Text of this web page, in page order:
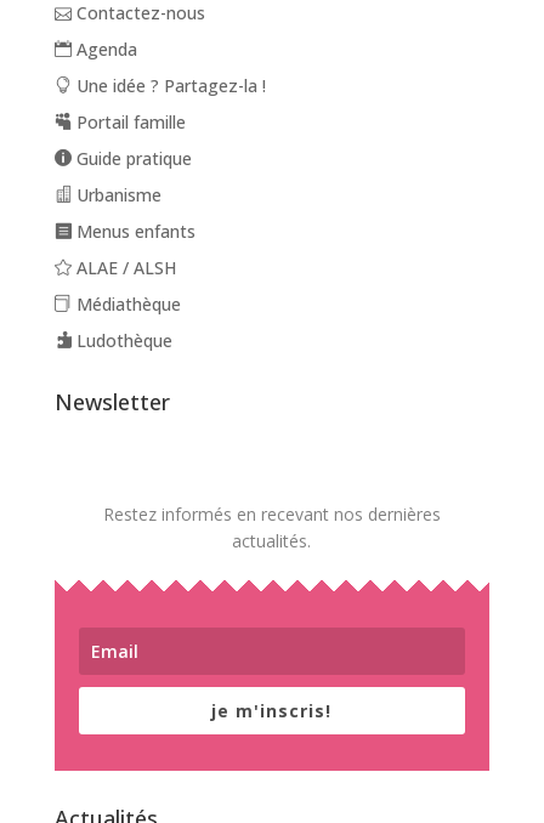
Contactez-nous
Agenda
Une idée ? Partagez-la !
Portail famille
Guide pratique
Urbanisme
Menus enfants
ALAE / ALSH
Médiathèque
Ludothèque
Newsletter
Restez informés en recevant nos dernières
actualités.
je m'inscris!